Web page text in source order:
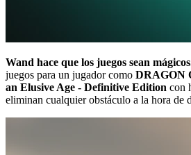
Wand hace que los juegos sean
juegos para un jugador como DRAGON
an Elusive Age - Definitive Edition con
eliminan cualquier obstáculo a la hora de